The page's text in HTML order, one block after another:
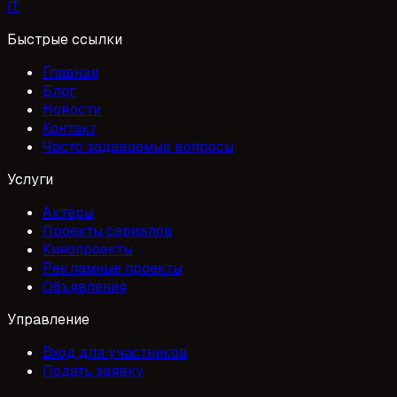
IT
Быстрые ссылки
Главная
Блог
Новости
Контакт
Часто задаваемые вопросы
Услуги
Актёры
Проекты сериалов
Кинопроекты
Рекламные проекты
Объявления
Управление
Вход для участников
Подать заявку